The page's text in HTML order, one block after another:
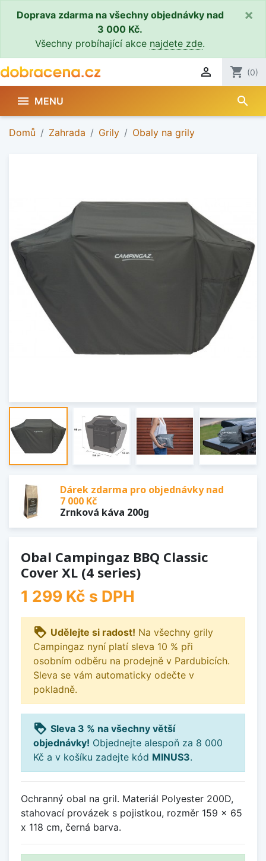
Doprava zdarma na všechny objednávky nad
3 000 Kč.
Všechny probíhající akce najdete zde.
×
 shopping_cart (0)
 MENU search
Domů Zahrada Grily Obaly na grily
Dárek zdarma pro objednávky nad
7 000 Kč
Zrnková káva 200g
Obal Campingaz BBQ Classic
Cover XL (4 series)
1 299 Kč s DPH
loyalty Udělejte si radost! Na všechny grily
Campingaz nyní platí sleva 10 % při
osobním odběru na prodejně v Pardubicích.
Sleva se vám automaticky odečte v
pokladně.
loyalty Sleva 3 % na všechny větší
objednávky! Objednejte alespoň za 8 000
Kč a v košíku zadejte kód MINUS3.
Ochranný obal na gril. Materiál Polyester 200D,
stahovací provázek s pojistkou, rozměr 159 x 65
x 118 cm, černá barva.